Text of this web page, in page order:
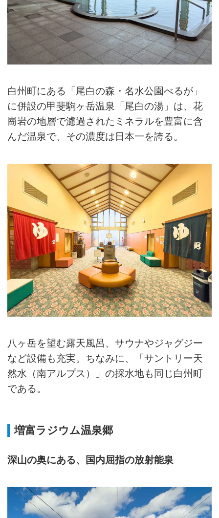
白州町にある「尾白の森・名水公園べるが」
に併設の甲斐駒ヶ岳温泉「尾白の湯」は、花
崗岩の地層で濾過されたミネラルを豊富に含
んだ温泉で、その濃度は日本一を誇る。
八ヶ岳を望む露天風呂、サウナやジャグジー
など設備も充実。ちなみに、「サントリー天
然水（南アルプス）」の採水地も同じ白州町
である。
増富ラジウム温泉郷
深山の奥にある、国内屈指の放射能泉